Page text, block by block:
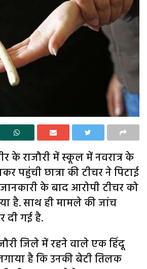
के राजौरी में स्कूल में नवरात्र के
पहुंची छात्रा की टीचर ने पिटाई
के बाद आरोपी टीचर को
है. साथ ही मामले की जांच
दी गई है.
जिले में रहने वाले एक हिंदू
है कि उनकी बेटी तिलक